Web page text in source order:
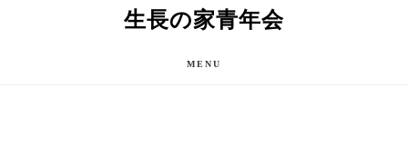
生長の家青年会
MENU